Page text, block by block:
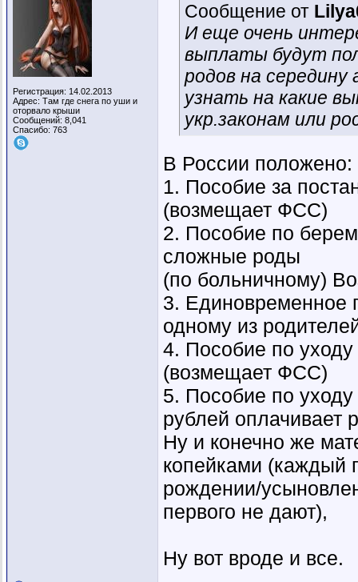
Регистрация: 14.02.2013
Адрес: Там где снега по уши и
оторвало крыши
Сообщений: 8,041
Спасибо: 763
Сообщение от
И еще очень
выплаты будут
родов на
узнать на какие
укр.законам или
В России положено:
1. Пособие за
(возмещает ФСС)
2. Пособие по
сложные роды
(по больничному)
3. Единовременное
одному из
4. Пособие по
(возмещает ФСС)
5. Пособие по
рублей оплачивает
Ну и конечно же
копейками (каждый
рождении/
первого не дают),
Ну вот вроде и все.